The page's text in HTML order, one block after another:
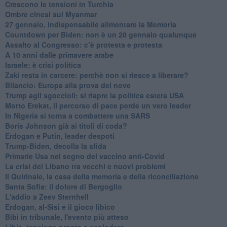
Crescono le tensioni in Turchia
Ombre cinesi sul Myanmar
27 gennaio, indispensabile alimentare la Memoria
Countdown per Biden: non è un 20 gennaio qualunque
Assalto al Congresso: c’è protesta e protesta
A 10 anni dalle primavere arabe
Israele: è crisi politica
Zaki resta in carcere: perchè non si riesce a liberare?
Bilancio: Europa alla prova del nove
Trump agli sgoccioli: si riapre la politica estera USA
Morto Erekat, il percorso di pace perde un vero leader
In Nigeria si torna a combattere una SARS
Boris Johnson già ai titoli di coda?
Erdogan e Putin, leader despoti
Trump-Biden, decolla la sfida
Primarie Usa nel segno del vaccino anti-Covid
La crisi del Libano tra vecchi e nuovi problemi
Il Quirinale, la casa della memoria e della riconciliazione
Santa Sofia: il dolore di Bergoglio
L'addio a ​Zeev Sternhell
Erdogan, al-Sisi e il gioco libico
Bibi in tribunale, l'evento più atteso